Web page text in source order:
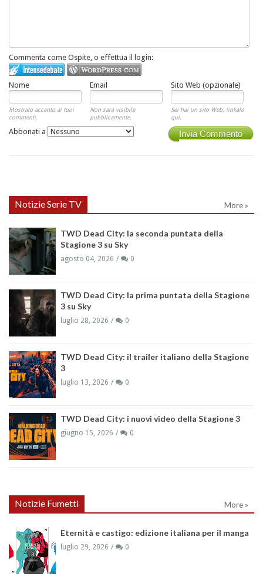
Commenta come Ospite, o effettua il login:
Nome Email Sito Web (opzionale)
Mostrato accanto ai tuoi
commenti.
Non sarà visibile
pubblicamente.
Sei hai un sito Web, linkalo
qui.
Invia Commento
Abbonati a
Notizie Serie TV More »
TWD Dead City: la seconda puntata della
Stagione 3 su Sky
agosto 04, 2026 0
TWD Dead City: la prima puntata della Stagione
3 su Sky
luglio 28, 2026 0
TWD Dead City: il trailer italiano della Stagione
3
luglio 13, 2026 0
TWD Dead City: i nuovi video della Stagione 3
giugno 15, 2026 0
Notizie Fumetti More »
Eternità e castigo: edizione italiana per il manga
luglio 29, 2026 0